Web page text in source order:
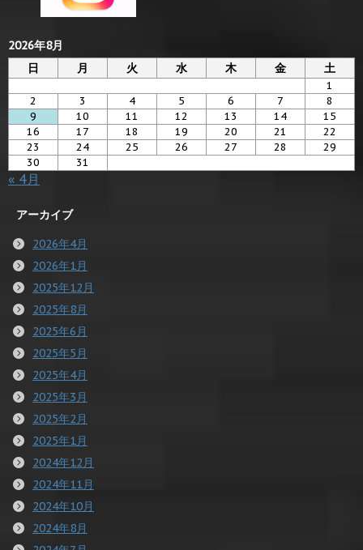
2026年8月
日
月 火 水 木 金 土
1
2
3 4 5 6 7
8
9
10 11 12 13 14
15
16
17 18 19 20 21
22
23
24 25 26 27 28
29
30
31
« 4月
アーカイブ
2026年4月
2026年1月
2025年12月
2025年8月
2025年6月
2025年5月
2025年4月
2025年3月
2025年2月
2025年1月
2024年12月
2024年11月
2024年10月
2024年8月